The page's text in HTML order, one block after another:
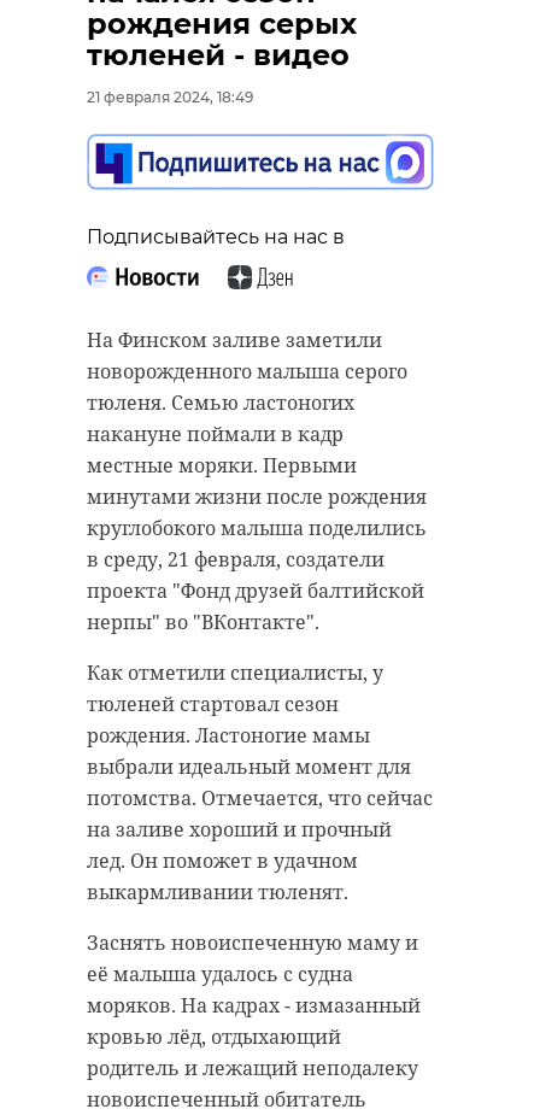
рождения серых
тюленей - видео
21 февраля 2024, 18:49
Подписывайтесь на нас в
На Финском заливе заметили
новорожденного малыша серого
тюленя. Семью ластоногих
накануне поймали в кадр
местные моряки. Первыми
минутами жизни после рождения
круглобокого малыша поделились
в среду, 21 февраля, создатели
проекта "Фонд друзей балтийской
нерпы" во "ВКонтакте".
Как отметили специалисты, у
тюленей стартовал сезон
рождения. Ластоногие мамы
выбрали идеальный момент для
потомства. Отмечается, что сейчас
на заливе хороший и прочный
лед. Он поможет в удачном
выкармливании тюленят.
Заснять новоиспеченную маму и
её малыша удалось с судна
моряков. На кадрах - измазанный
кровью лёд, отдыхающий
родитель и лежащий неподалеку
новоиспеченный обитатель
Подписывайтесь на нас в
Ленобласти) продолжается
строительство новой
в смену. На объекте идут
отделочные работы.
Как поделилась в среду, 21
февраля, пресс-служба комстроя
Ленобласти, в здании идет
установка лифтов и прокладка
внутренних и внешних
инженерных сетей.
После открытия поликлиника
пациентов и 160 детей в смену. На
площади 11,5 тысячи квадратов
разместят отделение
стоматологии, травматологии,
рентгенодиагностики,
физиотерапии, эндоскопии,
хирургии, а также женскую
консультацию, детское и взрослое
отделения и пост скорой помощи.
Подрядчик намерен завершить
все строительно-монтажные
работы во втором квартале 2024
года.
Подписывайтесь на нас в
Отечества в среду, 21 февраля, в
Гатчинском Центре образования
Родине, о мужестве, о славе".
Мероприятие объединило
молодежь Ленинградской области
и города Енакиево (ДНР) при
помощи телемоста. Участвовали
также активисты "ЮНАРМИИ",
члены "Движения Первых" и
кадеты из 47-го региона. Ребята из
Енакиево выступали через
видеосвязь. Организацией
концерта занимался Комитет
общего и профессионального
образования Ленинградской
области.